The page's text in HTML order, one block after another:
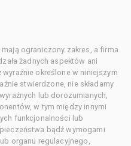
ograniczony zakres, a firma
żadnych aspektów ani
określone w niniejszym
stwierdzone, nie składamy
lub dorozumianych,
w tym między innymi
funkcjonalności lub
bądź wymogami
organu regulacyjnego,